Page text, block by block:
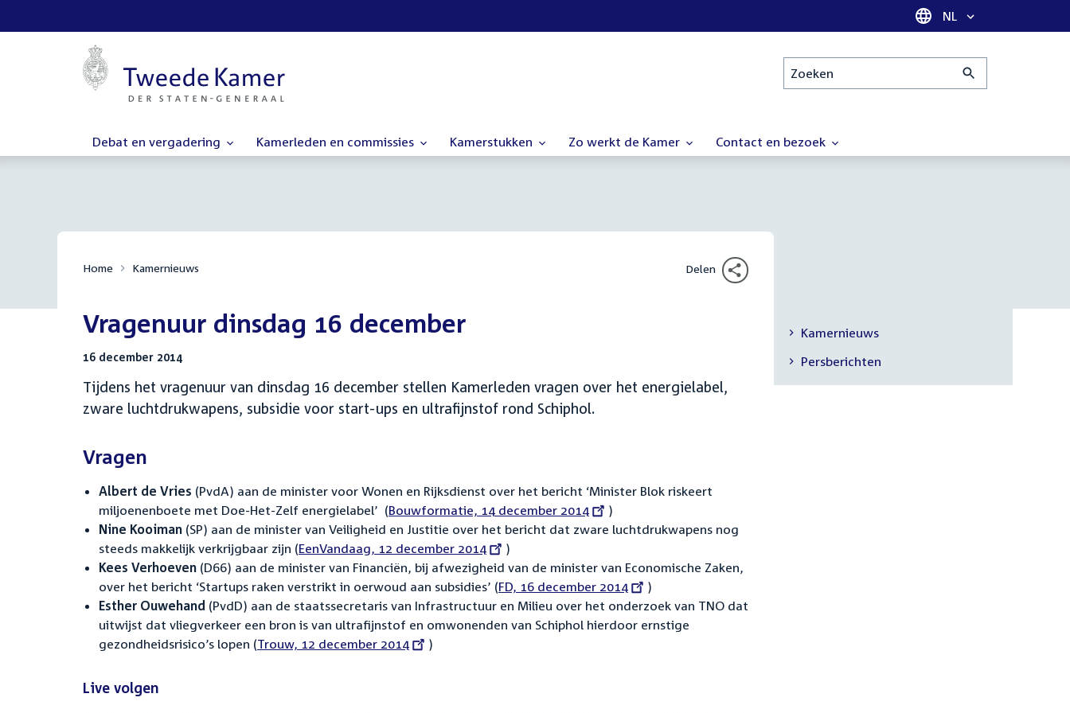
Taal selectie
NL
Zoeken
Debat en vergadering Kamerleden en commissies Kamerstukken Zo werkt de Kamer Contact en bezoek
Home Kamernieuws Delen
Vragenuur dinsdag 16 december
16 december 2014
Tijdens het vragenuur van dinsdag 16 december stellen Kamerleden vragen over het energielabel,
zware luchtdrukwapens, subsidie voor start-ups en ultrafijnstof rond Schiphol.
Vragen
Albert de Vries (PvdA) aan de minister voor Wonen en Rijksdienst over het bericht ‘Minister Blok riskeert
miljoenenboete met Doe-Het-Zelf energielabel’ (External
link:
Bouwformatie, 14 december 2014
)
Nine Kooiman (SP) aan de minister van Veiligheid en Justitie over het bericht dat zware luchtdrukwapens nog
steeds makkelijk verkrijgbaar zijn (External
link:
EenVandaag, 12 december 2014
)
Kees Verhoeven (D66) aan de minister van Financiën, bij afwezigheid van de minister van Economische Zaken,
over het bericht ‘Startups raken verstrikt in‎ oerwoud aan subsidies’ (External
link:
FD, 16 december 2014
)
Esther Ouwehand (PvdD) aan de staatssecretaris van Infrastructuur en Milieu over het onderzoek van TNO dat
uitwijst dat vliegverkeer een bron is van ultrafijnstof en omwonenden van Schiphol hierdoor ernstige
gezondheidsrisico’s lopen (External
Trouw, 12 december 2014 )
Live volgen
Secundaire
navigatie
Kamernieuws
Persberichten